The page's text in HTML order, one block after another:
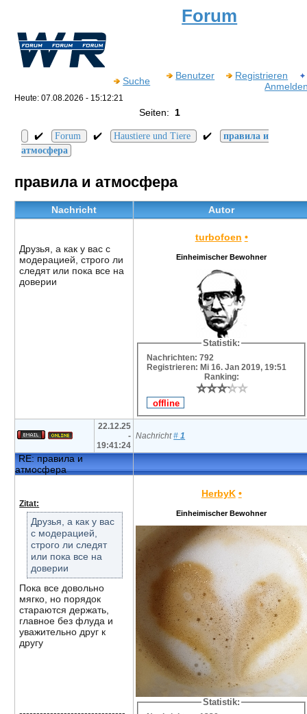
Forum
Suche Benutzer
Registrieren
Heute: 07.08.2026 - 15:12:21
Seiten: 1
✔️ Forum ✔️ Haustiere und Tiere ✔️
правила и
атмосфера
правила и атмосфера
Nachricht Autor
Друзья, а как у вас с
модерацией, строго ли
следят или пока все на
доверии
turbofoen •
Einheimischer Bewohner
Statistik:
Nachrichten: 792
Registrieren: Mi 16. Jan 2019, 19:51
Ranking:
⭐⭐⭐⭐⭐
⭐⭐⭐⭐⭐
22.12.25
-
19:41:24
Nachricht#1
RE: правила и
атмосфера
Zitat:
Друзья, а как у вас
с модерацией,
строго ли следят
или пока все на
доверии
Пока все довольно
мягко, но порядок
стараются держать,
главное без флуда и
уважительно друг к
другу
HerbyK •
Einheimischer Bewohner
Statistik: